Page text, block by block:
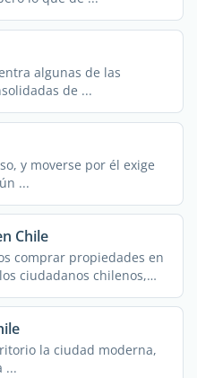
algunas de las
de ...
y moverse por él exige
...
Chile
comprar propiedades en
ciudadanos chilenos,
la ciudad moderna,
...